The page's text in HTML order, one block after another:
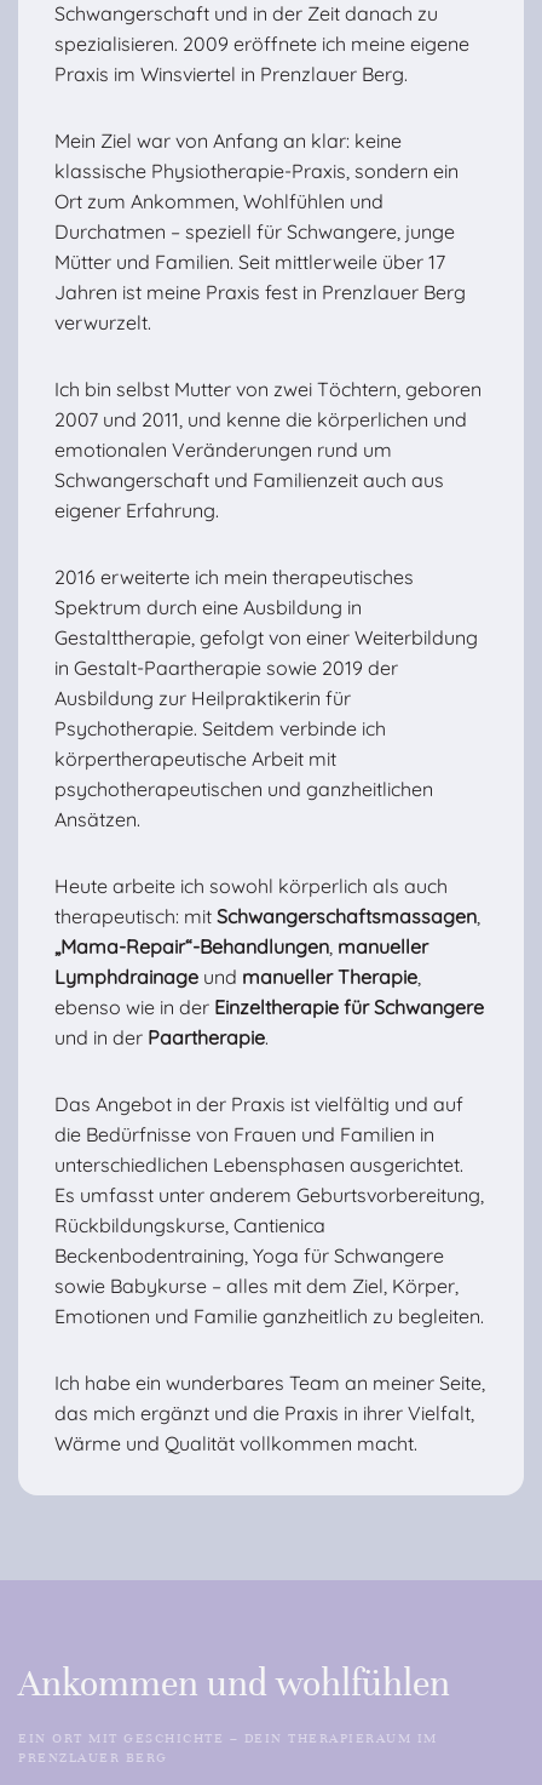
Schwangerschaft und in der Zeit danach zu
spezialisieren. 2009 eröffnete ich meine eigene
Praxis im Winsviertel in Prenzlauer Berg.
Mein Ziel war von Anfang an klar: keine
klassische Physiotherapie-Praxis, sondern ein
Ort zum Ankommen, Wohlfühlen und
Durchatmen – speziell für Schwangere, junge
Mütter und Familien. Seit mittlerweile über 17
Jahren ist meine Praxis fest in Prenzlauer Berg
verwurzelt.
Ich bin selbst Mutter von zwei Töchtern, geboren
2007 und 2011, und kenne die körperlichen und
emotionalen Veränderungen rund um
Schwangerschaft und Familienzeit auch aus
eigener Erfahrung.
2016 erweiterte ich mein therapeutisches
Spektrum durch eine Ausbildung in
Gestalttherapie, gefolgt von einer Weiterbildung
in Gestalt-Paartherapie sowie 2019 der
Ausbildung zur Heilpraktikerin für
Psychotherapie. Seitdem verbinde ich
körpertherapeutische Arbeit mit
psychotherapeutischen und ganzheitlichen
Ansätzen.
Heute arbeite ich sowohl körperlich als auch
therapeutisch: mit Schwangerschaftsmassagen,
„Mama-Repair“-Behandlungen, manueller
Lymphdrainage und manueller Therapie,
ebenso wie in der Einzeltherapie für Schwangere
und in der Paartherapie.
Das Angebot in der Praxis ist vielfältig und auf
die Bedürfnisse von Frauen und Familien in
unterschiedlichen Lebensphasen ausgerichtet.
Es umfasst unter anderem Geburtsvorbereitung,
Rückbildungskurse, Cantienica
Beckenbodentraining, Yoga für Schwangere
sowie Babykurse – alles mit dem Ziel, Körper,
Emotionen und Familie ganzheitlich zu begleiten.
Ich habe ein wunderbares Team an meiner Seite,
das mich ergänzt und die Praxis in ihrer Vielfalt,
Wärme und Qualität vollkommen macht.
Ankommen und wohlfühlen
EIN ORT MIT GESCHICHTE – DEIN THERAPIERAUM IM
PRENZLAUER BERG